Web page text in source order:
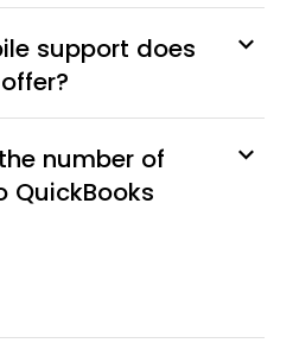
support does
number of
QuickBooks